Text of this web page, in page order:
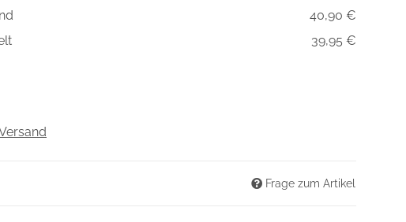
40,90 €
39,95 €
Frage zum Artikel